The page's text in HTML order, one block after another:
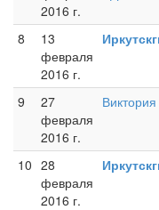
2016 г.
8
13
февраля
2016 г.
9
27
февраля
2016 г.
Виктория
10 28
февраля
2016 г.